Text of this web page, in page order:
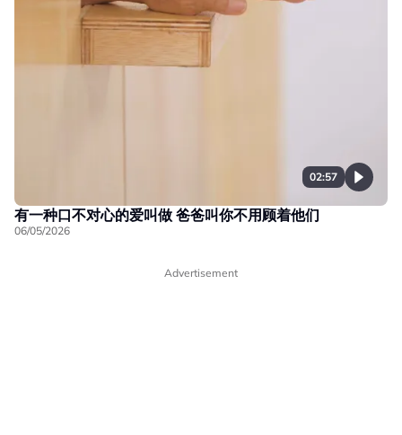
02:57
有一种口不对心的爱叫做 爸爸叫你不用顾着他们
06/05/2026
Advertisement